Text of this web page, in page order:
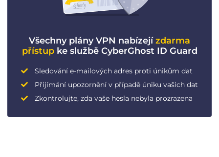
Všechny plány VPN nabízejízdarma
přístupke službě CyberGhost ID Guard
Sledování e-mailových adres proti únikům dat
Přijímání upozornění v případě úniku vašich dat
Zkontrolujte, zda vaše hesla nebyla prozrazena